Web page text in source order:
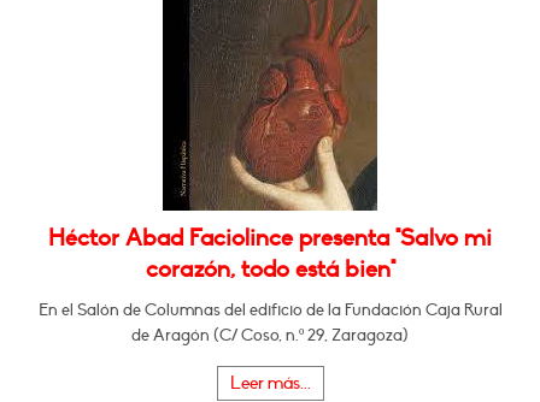
Héctor Abad Faciolince presenta "Salvo mi
corazón, todo está bien"
En el Salón de Columnas del edificio de la Fundación Caja Rural
de Aragón (C/ Coso, n.º 29, Zaragoza)
Leer más...